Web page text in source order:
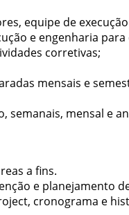
equipe de
e engenharia
corretivas;
mensais e
mensal e
a fins.
e planejamento
cronograma e